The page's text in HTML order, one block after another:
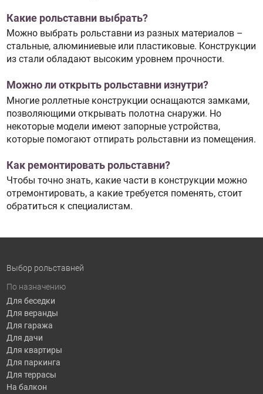
Какие рольставни выбрать?
Можно выбрать рольставни из разных материалов –
стальные, алюминиевые или пластиковые. Конструкции
из стали обладают высоким уровнем прочности.
Можно ли открыть рольставни изнутри?
Многие роллетные конструкции оснащаются замками,
позволяющими открывать полотна снаружи. Но
некоторые модели имеют запорные устройства,
которые помогают отпирать рольставни из помещения.
Как ремонтировать рольставни?
Чтобы точно знать, какие части в конструкции можно
отремонтировать, а какие требуется поменять, стоит
обратиться к специалистам.
Выбор рольставней
По назначению
Для беседки
Для веранды
Для гаража
Для дачи
Для квартиры
Для паркинга
Для террасы
На балкон